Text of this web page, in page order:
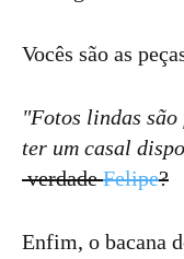
Vocês são as
"Fotos lindas
ter um casal
verdadeFelipe?
Enfim, o bacana